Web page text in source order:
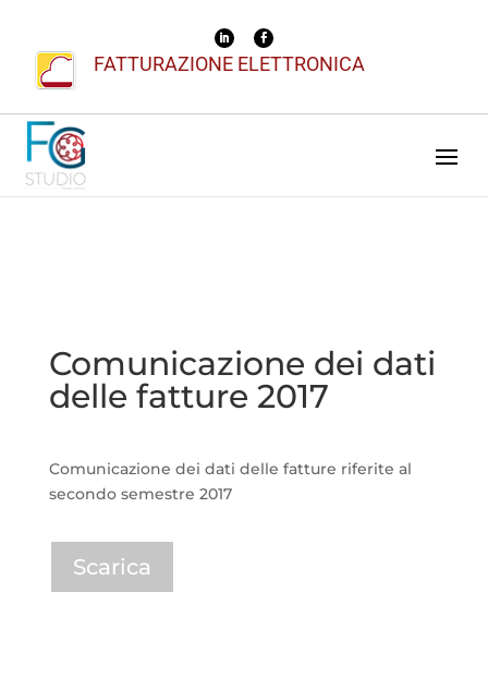
FATTURAZIONE ELETTRONICA
Comunicazione dei dati
delle fatture 2017
Comunicazione dei dati delle fatture riferite al
secondo semestre 2017
Scarica